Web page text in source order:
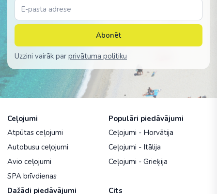
Abonēt
Uzzini vairāk par privātuma politiku
Ceļojumi
Atpūtas ceļojumi
Autobusu ceļojumi
Avio ceļojumi
SPA brīvdienas
Populāri piedāvājumi
Ceļojumi - Horvātija
Ceļojumi - Itālija
Ceļojumi - Grieķija
Dažādi piedāvājumi
Cits